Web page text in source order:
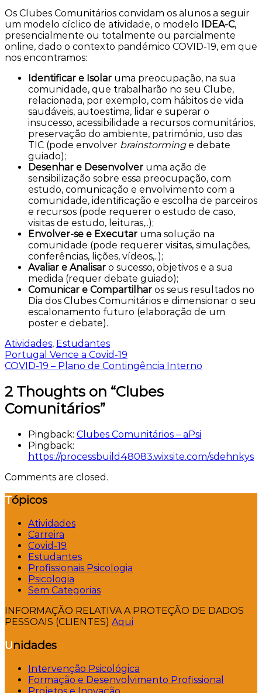
Os Clubes Comunitários convidam os alunos a seguir
um modelo cíclico de atividade, o modelo IDEA-C,
presencialmente ou totalmente ou parcialmente
online, dado o contexto pandémico COVID-19, em que
nos encontramos:
Identificar e Isolar uma preocupação, na sua
comunidade, que trabalharão no seu Clube,
relacionada, por exemplo, com hábitos de vida
saudáveis, autoestima, lidar e superar o
insucesso, acessibilidade a recursos comunitários,
preservação do ambiente, património, uso das
TIC (pode envolver brainstorminge debate
guiado);
Desenhar e Desenvolver uma ação de
sensibilização sobre essa preocupação, com
estudo, comunicação e envolvimento com a
comunidade, identificação e escolha de parceiros
e recursos (pode requerer o estudo de caso,
visitas de estudo, leituras,..);
Envolver-se e Executar uma solução na
comunidade (pode requerer visitas, simulações,
conferências, lições, vídeos,..);
Avaliar e Analisar o sucesso, objetivos e a sua
medida (requer debate guiado);
Comunicar e Compartilhar os seus resultados no
Dia dos Clubes Comunitários e dimensionar o seu
escalonamento futuro (elaboração de um
poster e debate).
Atividades, Estudantes
Navegação
de
artigos
Portugal Vence a Covid-19
COVID-19 – Plano de Contingência Interno
2 Thoughts on “Clubes
Comunitários”
Pingback: Clubes Comunitários – aPsi
Pingback:
https://processbuild48083.wixsite.com/sdehnkys
Comments are closed.
Tópicos
Atividades
Carreira
Covid-19
Estudantes
Profissionais Psicologia
Psicologia
Sem Categorias
INFORMAÇÃO RELATIVA A PROTEÇÃO DE DADOS
PESSOAIS (CLIENTES) Aqui
Unidades
Intervenção Psicológica
Formação e Desenvolvimento Profissional
Projetos e Inovação